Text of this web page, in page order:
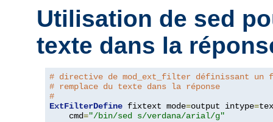
Utilisation de sed
texte dans la
# directive de mod_ext_filter définissant
# remplace du texte dans la réponse
#
ExtFilterDefine fixtext mode=output intype=
    cmd
="/bin/sed s/verdana/arial/g"